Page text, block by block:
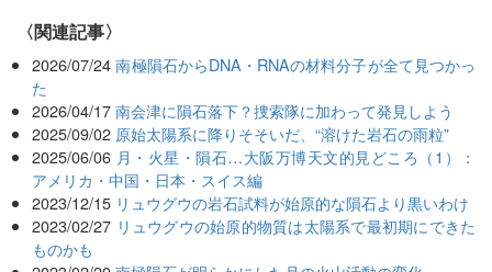
関連記事
2026/07/24 南極隕石からDNA・RNAの材料分子が全て見つかっ
た
2026/04/17 南会津に隕石落下？捜索隊に加わって発見しよう
2025/09/02 原始太陽系に降りそそいだ、“溶けた岩石の雨粒”
2025/06/06 月・火星・隕石…大阪万博天文的見どころ（1）：
アメリカ・中国・日本・スイス編
2023/12/15 リュウグウの岩石試料が始原的な隕石より黒いわけ
2023/02/27 リュウグウの始原的物質は太陽系で最初期にできた
ものかも